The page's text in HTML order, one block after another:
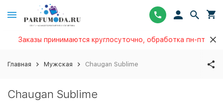
Заказы принимаются круглосуточно, обработка пн-пт
Главная Мужская Chaugan Sublime
Chaugan Sublime